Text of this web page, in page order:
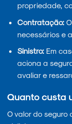
propriedade,
Contratação:O
necessários e
Sinistro:Em
aciona a
avaliar e
Quanto custa
O valor do